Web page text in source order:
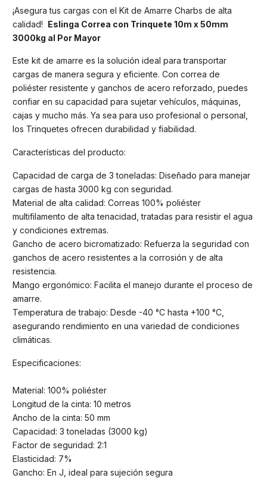
¡Asegura tus cargas con el Kit de Amarre Charbs de alta
calidad! Eslinga Correa con Trinquete 10m x 50mm
3000kg al Por Mayor
Este kit de amarre es la solución ideal para transportar
cargas de manera segura y eficiente. Con correa de
poliéster resistente y ganchos de acero reforzado, puedes
confiar en su capacidad para sujetar vehículos, máquinas,
cajas y mucho más. Ya sea para uso profesional o personal,
los Trinquetes ofrecen durabilidad y fiabilidad.
Características del producto:
Capacidad de carga de 3 toneladas: Diseñado para manejar
cargas de hasta 3000 kg con seguridad.
Material de alta calidad: Correas 100% poliéster
multifilamento de alta tenacidad, tratadas para resistir el agua
y condiciones extremas.
Gancho de acero bicromatizado: Refuerza la seguridad con
ganchos de acero resistentes a la corrosión y de alta
resistencia.
Mango ergonómico: Facilita el manejo durante el proceso de
amarre.
Temperatura de trabajo: Desde -40 °C hasta +100 °C,
asegurando rendimiento en una variedad de condiciones
climáticas.
Especificaciones:
Material: 100% poliéster
Longitud de la cinta: 10 metros
Ancho de la cinta: 50 mm
Capacidad: 3 toneladas (3000 kg)
Factor de seguridad: 2:1
Elasticidad: 7%
Gancho: En J, ideal para sujeción segura